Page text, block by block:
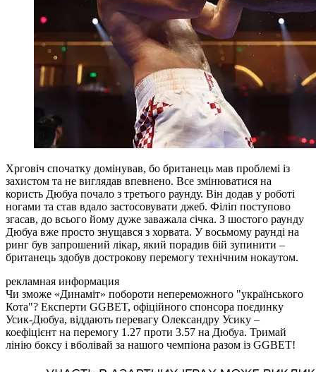
Хрговіч спочатку домінував, бо британець мав проблемі із
захистом та не виглядав впевнено. Все змінюватися на
користь Дюбуа почало з третього раунду. Він додав у роботі
ногами та став вдало застосовувати джеб. Філіп поступово
згасав, до всього йому дуже заважала січка. З шостого раунду
Дюбуа вже просто знущався з хорвата. У восьмому раунді на
ринг був запрошений лікар, який порадив бій зупинити –
британець здобув дострокову перемогу технічним нокаутом.
рекламная информация
Чи зможе «Динаміт» побороти непереможного "українського
Кота"? Експерти GGBET, офіційного спонсора поєдинку
Усик-Дюбуа, віддають перевагу Олександру Усику –
коефіцієнт на перемогу 1.27 проти 3.57 на Дюбуа. Тримай
лінію боксу і вболівай за нашого чемпіона разом із GGBET!